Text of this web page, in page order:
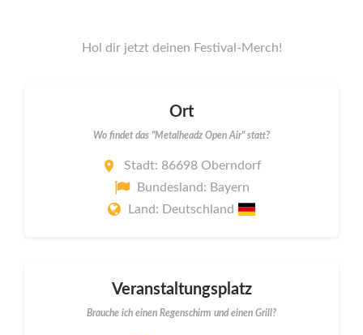
Hol dir jetzt deinen Festival-Merch!
Ort
Wo findet das "Metalheadz Open Air" statt?
Stadt: 86698 Oberndorf
Bundesland: Bayern
Land: Deutschland
Veranstaltungsplatz
Brauche ich einen Regenschirm und einen Grill?